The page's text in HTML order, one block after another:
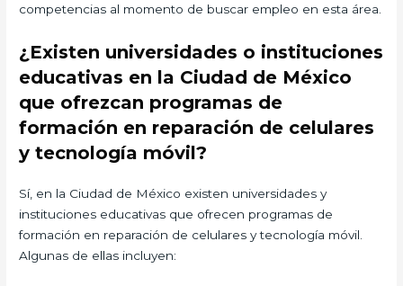
competencias al momento de buscar empleo en esta área.
¿Existen universidades o instituciones
educativas en la Ciudad de México
que ofrezcan programas de
formación en reparación de celulares
y tecnología móvil?
Sí, en la Ciudad de México existen universidades y
instituciones educativas que ofrecen programas de
formación en reparación de celulares y tecnología móvil.
Algunas de ellas incluyen: